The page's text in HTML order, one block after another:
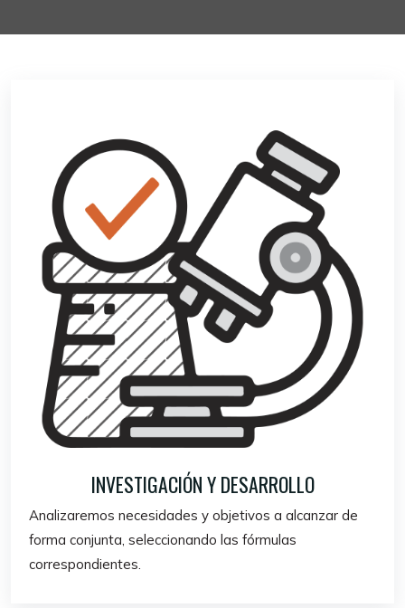
INVESTIGACIÓN Y DESARROLLO
Analizaremos necesidades y objetivos a alcanzar de
forma conjunta, seleccionando las fórmulas
correspondientes.